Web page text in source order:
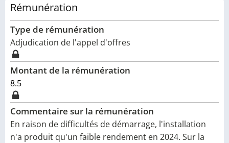
Rémunération
Type de rémunération
Adjudication de l'appel d'offres
Montant de la rémunération
8.5
Commentaire sur la rémunération
En raison de difficultés de démarrage, l'installation
n'a produit qu'un faible rendement en 2024. Sur la